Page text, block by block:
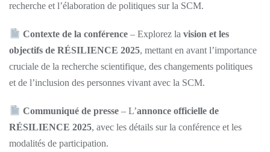
recherche et l’élaboration de politiques sur la SCM.
Contexte de la conférence – Explorez lavision et les
objectifs de RÉSILIENCE 2025, mettant en avant l’importance
cruciale de la recherche scientifique, des changements politiques
et de l’inclusion des personnes vivant avec la SCM.
Communiqué de presse – L’annonce officielle de
RÉSILIENCE 2025, avec les détails sur la conférence et les
modalités de participation.